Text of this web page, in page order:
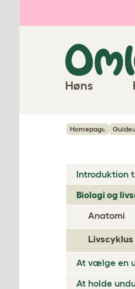
Høns
Homepage Guides
Introduktion
Biologi og
Anatomi
Livscyklus
At vælge en
At holde